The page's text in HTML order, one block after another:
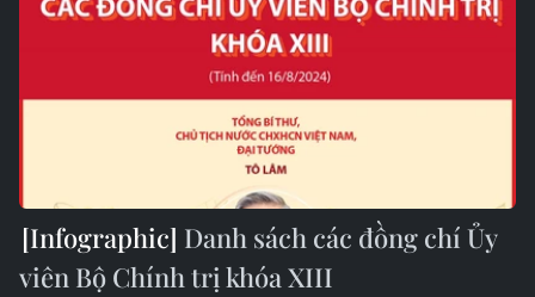
Danh sách các đồng chí Ủy
viên Bộ Chính trị khóa XIII